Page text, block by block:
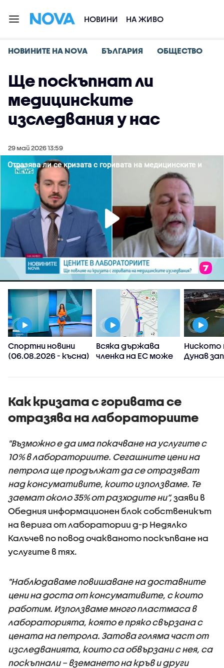
НОВИНИ НА ЖИВО
НОВИНИТЕ НА NOVA БЪЛГАРИЯ ОБЩЕСТВО
Ще поскъпнат ли
медицинските
изследвания у нас
29 май 2026 13:59
Спортни новини
(06.08.2026 - късна)
Всяка държава
членка на ЕС може
ограничи
приложения на
информация къде
има проверки на
Ниското
Дунав
Как кризата с горивата се
отразява на лабораториите
"Възможно е да има покачване на услугите с
10% в лабораториите. Сегашните цени на
петрола ще продължат да се отразяват
над консумативите, които използваме. Те
заемат около 35% от разходите ни”,заяви в
Обедния информационен блок собственикът
на верига от лаборатории д-р Недялко
Калъчев по повод очакваното поскъпване на
услугите в тях.
"Наблюдаваме повишаване на доставните
цени на доста от консумативите, с които
работим. Използваме много пластмаса в
лабораторията, която е пряко свързана с
цената на петрола. Затова голяма част от
изследванията, които са обвързани с нея, са
поскъпнали – вземането на кръв и други